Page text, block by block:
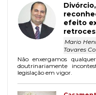
efeito
Mario
Tavares
Não enxergamos
doutrinariamente
legislação em vigor.